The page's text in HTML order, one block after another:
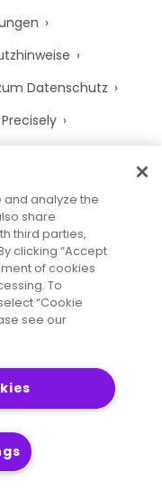
Datenschutz
analyze the
share
third parties,
clicking “Accept
of cookies
To
“Cookie
see our